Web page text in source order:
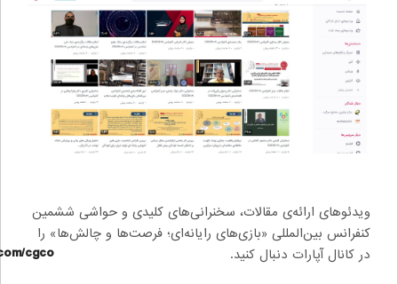
مقالات، سخنرانی‌های کلیدی و حواشی ششمین
«بازی‌های رایانه‌ای؛ فرصت‌ها و چالش‌ها» را
https://www.aparat.com/cgco
کنید.